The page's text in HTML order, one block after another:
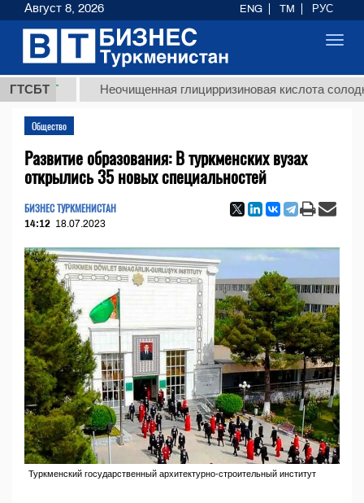
ГТСБТ Неочищенная глицирризиновая кислота солодкового
Общество
Развитие образования: В туркменских вузах
открылись 35 новых специальностей
БИЗНЕС ТУРКМЕНИСТАН
14:12 18.07.2023
Туркменский государственный архитектурно-строительный институт
Август 8, 2026 ENG TM РУС